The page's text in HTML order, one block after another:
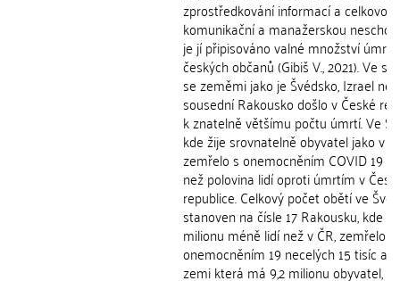
zprostředkování informací a celkovou
komunikační a manažerskou
je jí připisováno valné množství úmrtí
českých občanů (Gibiš V., 2021). Ve
se zeměmi jako je Švédsko, Izrael
sousední Rakousko došlo v České
k znatelně většímu počtu úmrtí. Ve
kde žije srovnatelně obyvatel jako v
zemřelo s onemocněním COVID 19
než polovina lidí oproti úmrtím v
republice. Celkový počet obětí ve
stanoven na čísle 17 Rakousku, kde
milionu méně lidí než v ČR, zemřelo v
onemocněním 19 necelých 15 tisíc a v
zemi která má 9,2 milionu obyvatel,